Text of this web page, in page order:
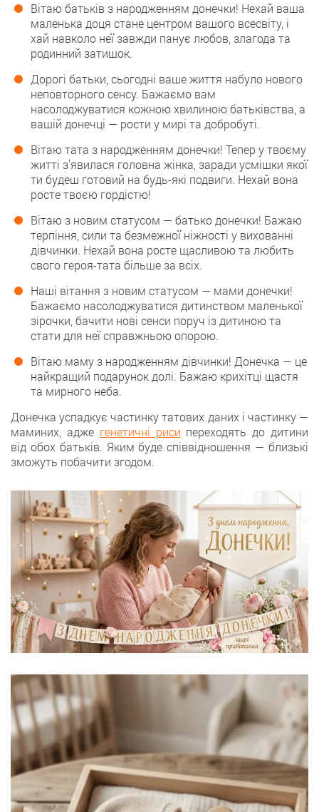
Вітаю батьків з народженням донечки! Нехай ваша
маленька доця стане центром вашого всесвіту, і
хай навколо неї завжди панує любов, злагода та
родинний затишок.
Дорогі батьки, сьогодні ваше життя набуло нового
неповторного сенсу. Бажаємо вам
насолоджуватися кожною хвилиною батьківства, а
вашій донечці — рости у мирі та добробуті.
Вітаю тата з народженням донечки! Тепер у твоєму
житті з’явилася головна жінка, заради усмішки якої
ти будеш готовий на будь-які подвиги. Нехай вона
росте твоєю гордістю!
Вітаю з новим статусом — батько донечки! Бажаю
терпіння, сили та безмежної ніжності у вихованні
дівчинки. Нехай вона росте щасливою та любить
свого героя-тата більше за всіх.
Наші вітання з новим статусом — мами донечки!
Бажаємо насолоджуватися дитинством маленької
зірочки, бачити нові сенси поруч із дитиною та
стати для неї справжньою опорою.
Вітаю маму з народженням дівчинки! Донечка — це
найкращий подарунок долі. Бажаю крихітці щастя
та мирного неба.
Донечка успадкує частинку татових даних і частинку —
маминих, адже генетичні риси переходять до дитини
від обох батьків. Яким буде співвідношення — близькі
зможуть побачити згодом.